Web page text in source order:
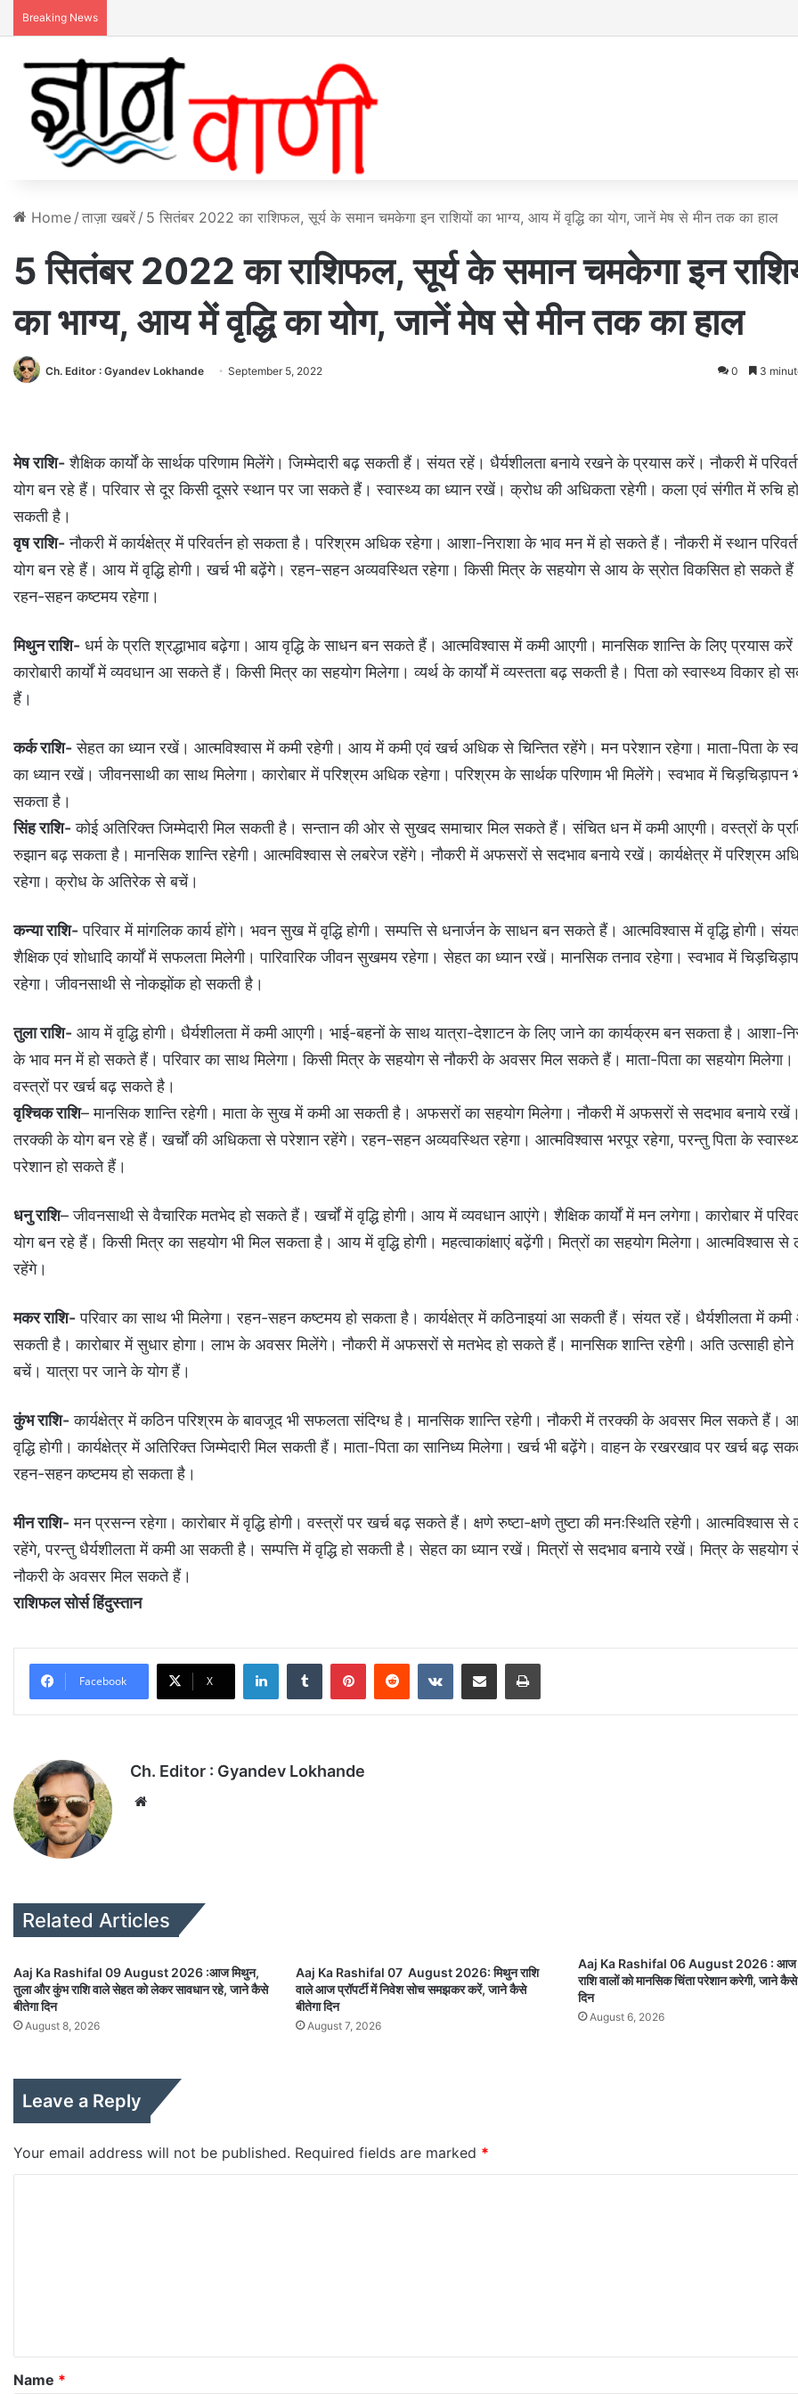
Breaking News
Home / ताज़ा खबरें / 5 सितंबर 2022 का राशिफल, सूर्य के समान चमकेगा इन राशियों का भाग्य, आय में वृद्धि का योग, जानें मेष से मीन तक का हाल
5 सितंबर 2022 का राशिफल, सूर्य के समान चमकेगा इन
का भाग्य, आय में वृद्धि का योग, जानें मेष से मीन तक का हाल
Ch. Editor : Gyandev Lokhande September 5, 2022 0 3
मेष राशि-शैक्षिक कार्यों के सार्थक परिणाम मिलेंगे। जिम्मेदारी बढ़ सकती हैं। संयत रहें। धैर्यशीलता बनाये रखने के प्रयास करें। नौकरी में
योग बन रहे हैं। परिवार से दूर किसी दूसरे स्थान पर जा सकते हैं। स्वास्थ्‍य का ध्यान रखें। क्रोध की अधिकता रहेगी। कला एवं संगीत में रुचि हो
सकती है।
वृष राशि-नौकरी में कार्यक्षेत्र में परिवर्तन हो सकता है। परिश्रम अधिक रहेगा। आशा-निराशा के भाव मन में हो सकते हैं। नौकरी में स्थान
योग बन रहे हैं। आय में वृद्धि होगी। खर्च भी बढ़ेंगे। रहन-सहन अव्यवस्थित रहेगा। किसी मित्र के सहयोग से आय के स्रोत विकसित हो सकते
रहन-सहन कष्टमय रहेगा।
मिथुन राशि- धर्म के प्रति श्रद्धाभाव बढ़ेगा। आय वृद्धि के साधन बन सकते हैं। आत्मविश्वास में कमी आएगी। मानसिक शान्ति‍ के लिए प्रयास
कारोबारी कार्यों में व्यवधान आ सकते हैं। किसी मित्र का सहयोग मिलेगा। व्यर्थ के कार्यों में व्यस्तता बढ़ सकती है। पिता को स्वास्थ्य विकार हो
हैं।
कर्क राशि-सेहत का ध्यान रखें। आत्मविश्वास में कमी रहेगी। आय में कमी एवं खर्च अधिक से चिन्तित रहेंगे। मन परेशान रहेगा। माता-पिता के
का ध्यान रखें। जीवनसाथी का साथ मिलेगा। कारोबार में परिश्रम अधिक रहेगा। परिश्रम के सार्थक परिणाम भी मिलेंगे। स्वभाव में चिड़चिड़ापन
सकता है।
सिंह राशि-कोई अतिरिक्त जिम्मेदारी मिल सकती है। सन्तान की ओर से सुखद समाचार मिल सकते हैं। संचित धन में कमी आएगी। वस्त्रों के
रुझान बढ़ सकता है। मानसिक शान्ति‍ रहेगी। आत्मविश्वास से लबरेज रहेंगे। नौकरी में अफसरों से सदभाव बनाये रखें। कार्यक्षेत्र में परिश्रम
रहेगा। क्रोध के अतिरेक से बचें।
कन्या राशि-परिवार में मांगलिक कार्य होंगे। भवन सुख में वृद्धि होगी। सम्पत्ति से धनार्जन के साधन बन सकते हैं। आत्मविश्वास में वृद्धि होगी।
शैक्षिक एवं शोधादि कार्यों में सफलता मिलेगी। पारिवारिक जीवन सुखमय रहेगा। सेहत का ध्यान रखें। मानसिक तनाव रहेगा। स्वभाव में
रहेगा। जीवनसाथी से नोकझोंक हो सकती है।
तुला राशि- आय में वृद्धि होगी। धैर्यशीलता में कमी आएगी। भाई-बहनों के साथ यात्रा-देशाटन के लिए जाने का कार्यक्रम बन सकता है। आशा-
के भाव मन में हो सकते हैं। परिवार का साथ मिलेगा। किसी मित्र के सहयोग से नौकरी के अवसर मिल सकते हैं। माता-पिता का सहयोग मिलेगा।
वस्त्रों पर खर्च बढ़ सकते है।
वृश्चिक राशि– मानसिक शान्ति रहेगी। माता के सुख में कमी आ सकती है। अफसरों का सहयोग मिलेगा। नौकरी में अफसरों से सदभाव बनाये रखें।
तरक्की के योग बन रहे हैं। खर्चों की अधिकता से परेशान रहेंगे। रहन-सहन अव्यवस्थित रहेगा। आत्मविश्वास भरपूर रहेगा, परन्तु पिता के
परेशान हो सकते हैं।
धनु राशि– जीवनसाथी से वैचारिक मतभेद हो सकते हैं। खर्चों में वृद्धि होगी। आय में व्यवधान आएंगे। शैक्षिक कार्यों में मन लगेगा। कारोबार में
योग बन रहे हैं। किसी मित्र का सहयोग भी मिल सकता है। आय में वृद्धि होगी। महत्वाकांक्षाएं बढ़ेंगी। मित्रों का सहयोग मिलेगा। आत्मविश्वास
रहेंगे।
मकर राशि-परिवार का साथ भी मिलेगा। रहन-सहन कष्टमय हो सकता है। कार्यक्षेत्र में कठिनाइयां आ सकती हैं। संयत रहें। धैर्यशीलता में
सकती है। कारोबार में सुधार होगा। लाभ के अवसर मिलेंगे। नौकरी में अफसरों से मतभेद हो सकते हैं। मानसिक शान्ति रहेगी। अति उत्साही
बचें। यात्रा पर जाने के योग हैं।
कुंभ राशि-कार्यक्षेत्र में कठिन परिश्रम के बावजूद भी सफलता संदिग्ध है। मानसिक शान्ति रहेगी। नौकरी में तरक्की के अवसर मिल सकते हैं।
वृद्धि होगी। कार्यक्षेत्र में अत‍िर‍िक्‍त ज‍िम्‍मेदारी मि‍ल सकती हैं। माता-पिता का सानिध्य मिलेगा। खर्च भी बढ़ेंगे। वाहन के रखरखाव पर खर्च बढ़
रहन-सहन कष्टमय हो सकता है।
मीन राशि-मन प्रसन्न रहेगा। कारोबार में वृद्धि होगी। वस्त्रों पर खर्च बढ़ सकते हैं। क्षणे रुष्टा-क्षणे तुष्टा की मनःस्थिति रहेगी। आत्मविश्वास
रहेंगे, परन्तु धैर्यशीलता में कमी आ सकती है। सम्पत्ति में वृद्धि हो सकती है। सेहत का ध्यान रखें। मित्रों से सदभाव बनाये रखें। मित्र के सहयोग
नौकरी के अवसर मिल सकते हैं।
राशिफल सोर्स हिंदुस्तान
Facebook X
Ch. Editor : Gyandev Lokhande
Related Articles
Aaj Ka Rashifal 09 August 2026 :आज मिथुन,
तुला और कुंभ राशि वाले सेहत को लेकर सावधान रहे, जाने कैसे
बीतेगा दिन
August 8, 2026
Aaj Ka Rashifal 07 August 2026: मिथुन राशि
वाले आज प्रॉपर्टी में निवेश सोच समझकर करें, जाने कैसे
बीतेगा दिन
August 7, 2026
Aaj Ka Rashifal 06 August 2026 : आज
राशि वालों को मानसिक चिंता परेशान करेगी, जाने कैसे
दिन
August 6, 2026
Leave a Reply
Your email address will not be published. Required fields are marked *
*
Name *